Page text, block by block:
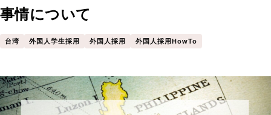
事情について
台湾 外国人学生採用 外国人採用 外国人採用HowTo